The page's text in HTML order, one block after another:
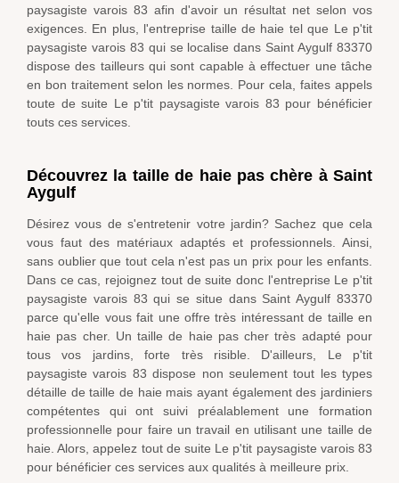
paysagiste varois 83 afin d'avoir un résultat net selon vos
exigences. En plus, l'entreprise taille de haie tel que Le p'tit
paysagiste varois 83 qui se localise dans Saint Aygulf 83370
dispose des tailleurs qui sont capable à effectuer une tâche
en bon traitement selon les normes. Pour cela, faites appels
toute de suite Le p'tit paysagiste varois 83 pour bénéficier
touts ces services.
Découvrez la taille de haie pas chère à Saint
Aygulf
Désirez vous de s'entretenir votre jardin? Sachez que cela
vous faut des matériaux adaptés et professionnels. Ainsi,
sans oublier que tout cela n'est pas un prix pour les enfants.
Dans ce cas, rejoignez tout de suite donc l'entreprise Le p'tit
paysagiste varois 83 qui se situe dans Saint Aygulf 83370
parce qu'elle vous fait une offre très intéressant de taille en
haie pas cher. Un taille de haie pas cher très adapté pour
tous vos jardins, forte très risible. D'ailleurs, Le p'tit
paysagiste varois 83 dispose non seulement tout les types
détaille de taille de haie mais ayant également des jardiniers
compétentes qui ont suivi préalablement une formation
professionnelle pour faire un travail en utilisant une taille de
haie. Alors, appelez tout de suite Le p'tit paysagiste varois 83
pour bénéficier ces services aux qualités à meilleure prix.